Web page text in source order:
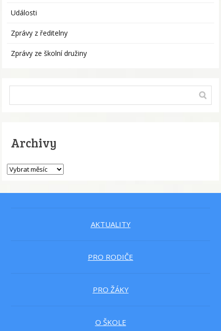
Události
Zprávy z ředitelny
Zprávy ze školní družiny
Archivy
AKTUALITY
PRO RODIČE
PRO ŽÁKY
O ŠKOLE